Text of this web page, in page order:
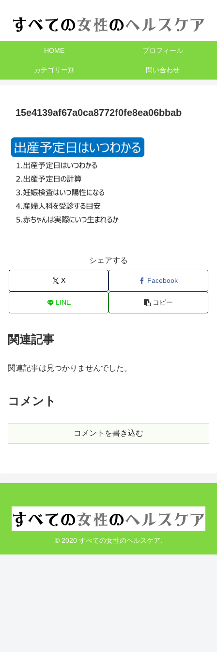
HOME プロフィール
カテゴリー別 問い合わせ
15e4139af67a0ca8772f0fe8ea06bbab
シェアする
X Facebook
LINE コピー
関連記事
関連記事は見つかりませんでした。
コメント
コメントを書き込む
© 2020 すべての女性のヘルスケア.